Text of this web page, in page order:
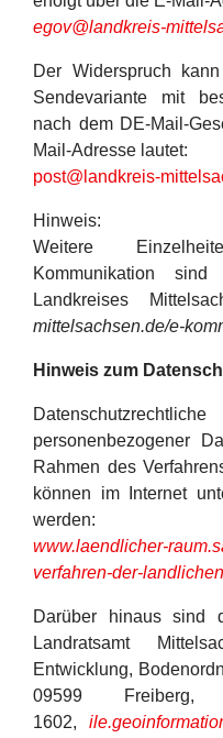
egov@landkreis-
Der Widerspruch
Sendevariante mit
nach dem DE-Mail-
Mail-Adresse lautet:
post@landkreis-
Hinweis:
Weitere
Kommunikation
Landkreises
mittelsachsen.de/e-
Hinweis zum
personenbezogener
Rahmen des
können im Internet
werden:
www.laendlicher-
verfahren-der-
Darüber hinaus sind
Landratsamt
Entwicklung,
09599
1602,